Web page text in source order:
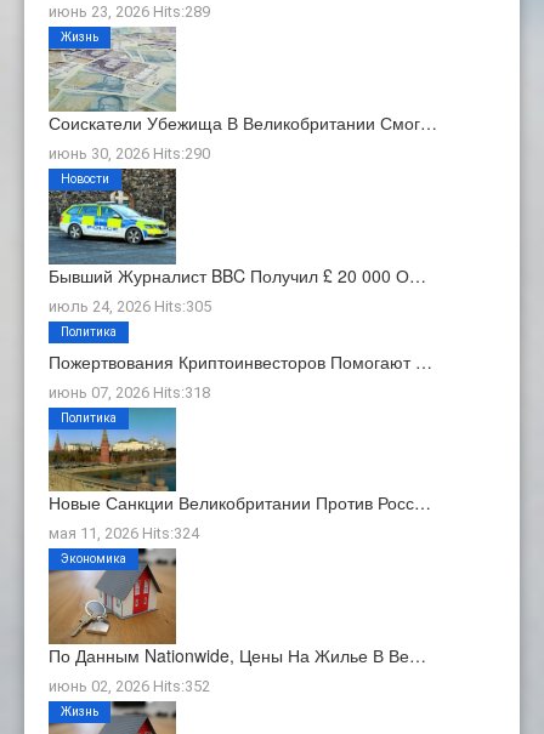
июнь 23, 2026 Hits:289
Соискатели Убежища В Великобритании Смог…
июнь 30, 2026 Hits:290
Жизнь
Бывший Журналист BBC Получил £ 20 000 О…
июль 24, 2026 Hits:305
Новости
Пожертвования Криптоинвесторов Помогают …
июнь 07, 2026 Hits:318
Политика
Новые Санкции Великобритании Против Росс…
мая 11, 2026 Hits:324
Политика
По Данным Nationwide, Цены На Жилье В Ве…
июнь 02, 2026 Hits:352
Экономика
Жизнь